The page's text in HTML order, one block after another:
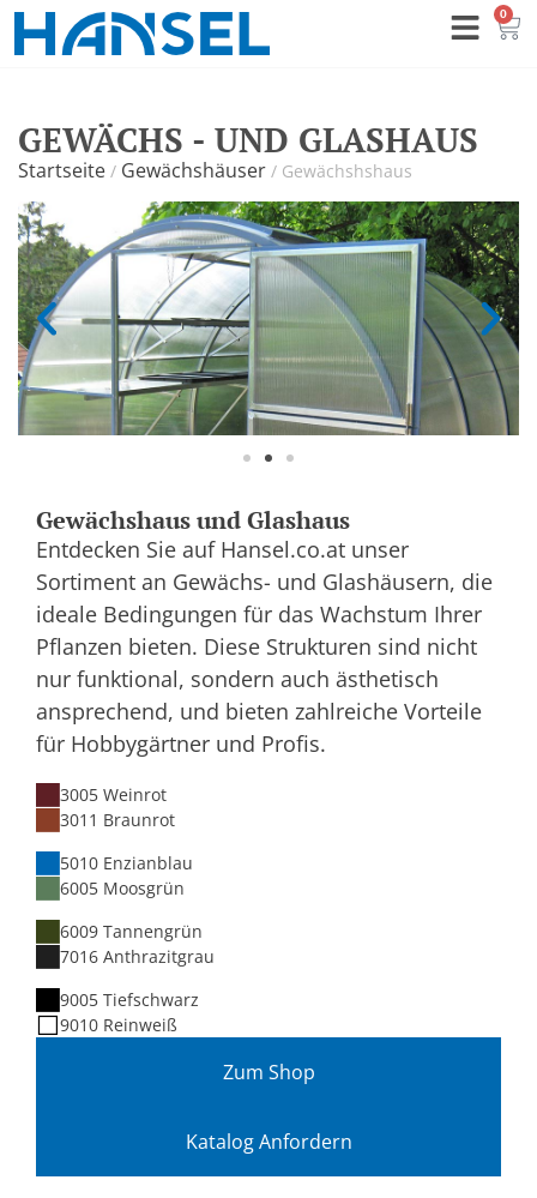
0
GEWÄCHS - UND GLASHAUS
Startseite / Gewächshäuser / Gewächshshaus
Gewächshaus und Glashaus
Entdecken Sie auf Hansel.co.at unser
Sortiment an Gewächs- und Glashäusern, die
ideale Bedingungen für das Wachstum Ihrer
Pflanzen bieten. Diese Strukturen sind nicht
nur funktional, sondern auch ästhetisch
ansprechend, und bieten zahlreiche Vorteile
für Hobbygärtner und Profis.
3005 Weinrot
3011 Braunrot
5010 Enzianblau
6005 Moosgrün
6009 Tannengrün
7016 Anthrazitgrau
9005 Tiefschwarz
9010 Reinweiß
Zum Shop
Katalog Anfordern